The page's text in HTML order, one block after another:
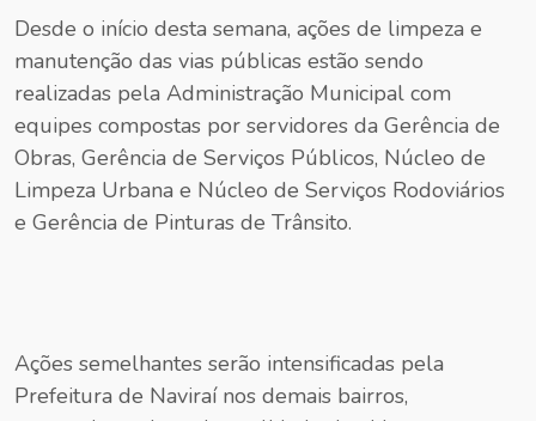
Desde o início desta semana, ações de limpeza e
manutenção das vias públicas estão sendo
realizadas pela Administração Municipal com
equipes compostas por servidores da Gerência de
Obras, Gerência de Serviços Públicos, Núcleo de
Limpeza Urbana e Núcleo de Serviços Rodoviários
e Gerência de Pinturas de Trânsito.
Ações semelhantes serão intensificadas pela
Prefeitura de Naviraí nos demais bairros,